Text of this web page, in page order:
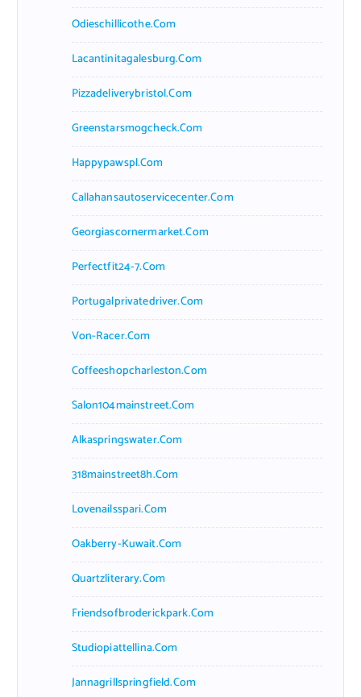
Odieschillicothe.com
Lacantinitagalesburg.com
Pizzadeliverybristol.com
Greenstarsmogcheck.com
Happypawspl.com
Callahansautoservicecenter.com
Georgiascornermarket.com
Perfectfit24-7.com
Portugalprivatedriver.com
Von-Racer.com
Coffeeshopcharleston.com
Salon104mainstreet.com
Alkaspringswater.com
318mainstreet8h.com
Lovenailsspari.com
Oakberry-Kuwait.com
Quartzliterary.com
Friendsofbroderickpark.com
Studiopiattellina.com
Jannagrillspringfield.com